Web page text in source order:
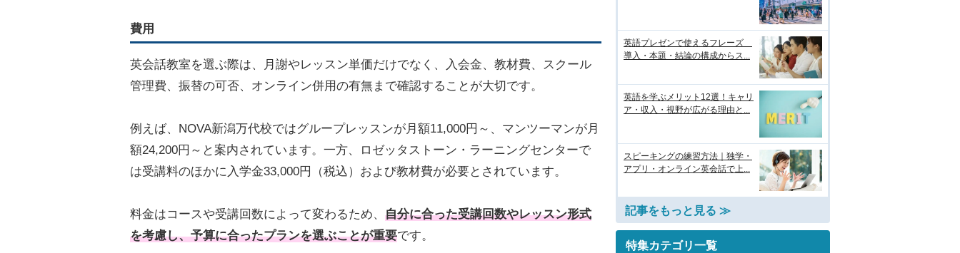
費用
英会話教室を選ぶ際は、月謝やレッスン単価だけでなく、入会金、教材費、スクール
管理費、振替の可否、オンライン併用の有無まで確認することが大切です。
例えば、NOVA新潟万代校ではグループレッスンが月額11,000円～、マンツーマンが月
額24,200円～と案内されています。一方、ロゼッタストーン・ラーニングセンターで
は受講料のほかに入学金33,000円（税込）および教材費が必要とされています。
料金はコースや受講回数によって変わるため、 自分に合った受講回数やレッスン形式
を考慮し、予算に合ったプランを選ぶことが重要です。
英語プレゼンで使えるフレーズ
導入・本題・結論の構成からス...
英語を学ぶメリット12選！キャリ
ア・収入・視野が広がる理由と...
スピーキングの練習方法｜独学・
アプリ・オンライン英会話で上...
記事をもっと見る ≫
特集カテゴリ一覧